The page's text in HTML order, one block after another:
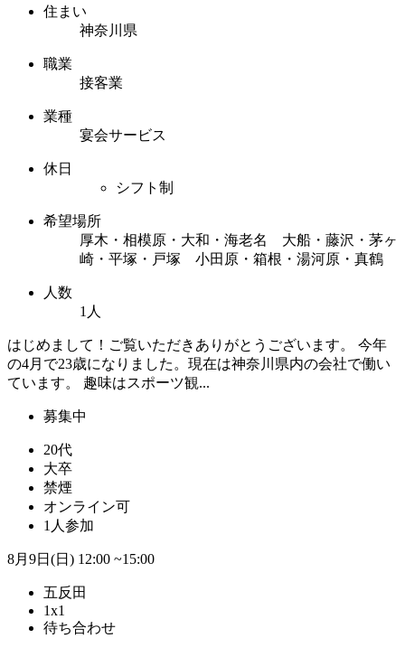
住まい
神奈川県
職業
接客業
業種
宴会サービス
休日
シフト制
希望場所
厚木・相模原・大和・海老名 大船・藤沢・茅ヶ
崎・平塚・戸塚 小田原・箱根・湯河原・真鶴
人数
1人
はじめまして！ご覧いただきありがとうございます。 今年
の4月で23歳になりました。現在は神奈川県内の会社で働い
ています。 趣味はスポーツ観...
募集中
20代
大卒
禁煙
オンライン可
1人参加
8月9日(日) 12:00 ~15:00
五反田
1x1
待ち合わせ